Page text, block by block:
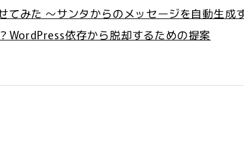
てみた 〜サンタからのメッセージを自動生成
WordPress依存から脱却するための提案